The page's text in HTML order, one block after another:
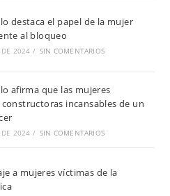
destaca el papel de la mujer
al bloqueo
DE 2024 / SIN COMENTARIOS
afirma que las mujeres
incansables de un
DE 2024 / SIN COMENTARIOS
a mujeres víctimas de la